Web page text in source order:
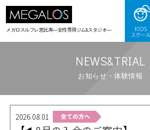
メガロスルフレ恵比寿―女性専用ジム&スタジオ―
NEWS&TRIAL
お知らせ・体験情報
2026.08.01